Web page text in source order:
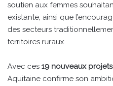
soutien aux femmes
existante, ainsi que
des secteurs
territoires ruraux.
Avec ces 19 nouveaux
Aquitaine confirme son